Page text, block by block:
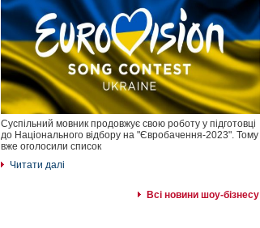
Суспільний мовник продовжує свою роботу у підготовці
до Національного відбору на "Євробачення-2023". Тому
вже оголосили список
Читати далі
Всі новини шоу-бізнесу